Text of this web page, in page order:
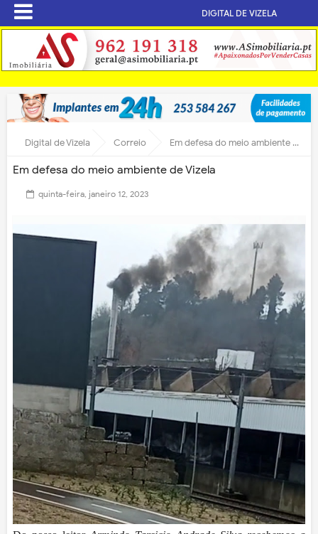
DIGITAL DE VIZELA
Digital de Vizela Correio Em defesa do meio ambiente de Vizela
Em defesa do meio ambiente de Vizela
quinta-feira, janeiro 12, 2023